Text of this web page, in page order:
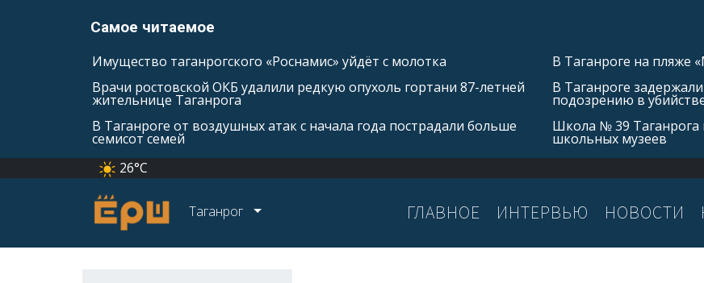
Самое читаемое
Имущество таганрогского «Роснамис» уйдёт с молотка
Врачи ростовской ОКБ удалили редкую опухоль гортани 87-летней
жительнице Таганрога
В Таганроге от воздушных атак с начала года пострадали больше
семисот семей
В Таганроге на пляже
В Таганроге
подозрению в
Школа № 39 Таганрога
школьных музеев
26°C
Таганрог ГЛАВНОЕ ИНТЕРВЬЮ НОВОСТИ